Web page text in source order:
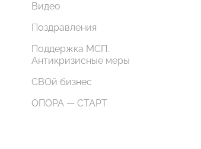
Видео
Поздравления
Поддержка МСП.
Антикризисные меры
СВОй бизнес
ОПОРА — СТАРТ